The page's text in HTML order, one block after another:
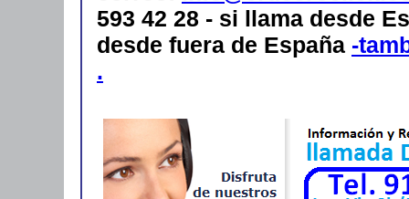
593 42 28 - si llama desde
desde fuera de España -
.